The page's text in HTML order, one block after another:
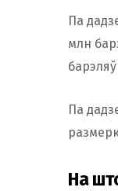
Па
млн
барэляў
Па
На